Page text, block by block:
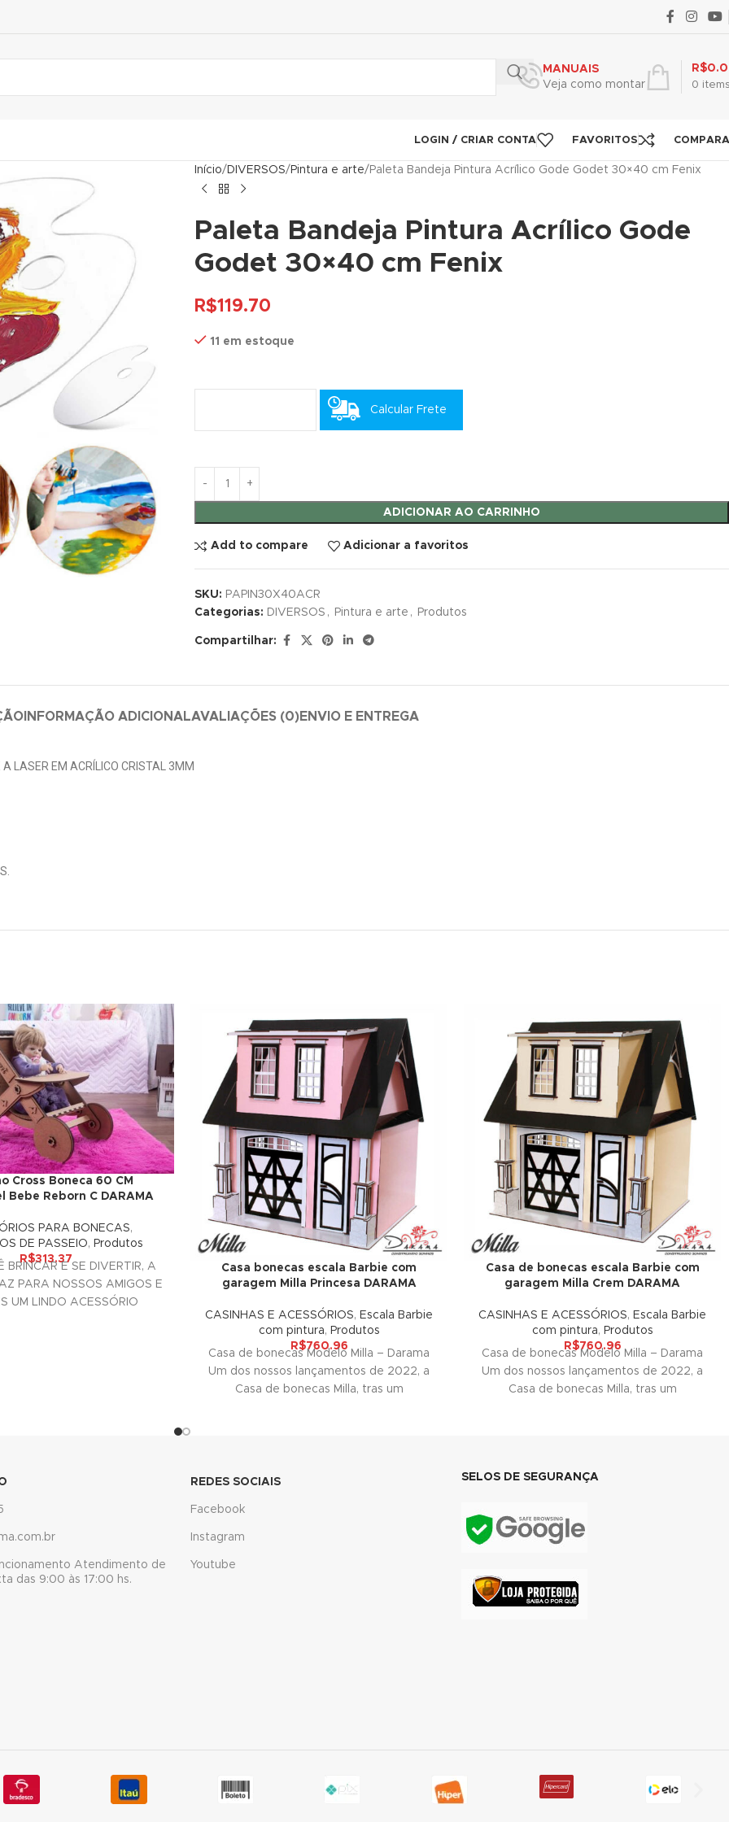
MANUAIS
Veja como montar
0
R$
LOGIN / CRIAR CONTA FAVORITOS
Início DIVERSOS Pintura e arte Paleta Bandeja Pintura Acrílico Gode Godet 30×40 cm Fenix
Paleta Bandeja Pintura Acrílico Gode
Godet 30×40 cm Fenix
R$119.70
11 em estoque
Calcular Frete
ADICIONAR AO CARRINHO
Add to compare Adicionar a favoritos
SKU: PAPIN30X40ACR
Categorias: DIVERSOS , Pintura e arte , Produtos
Compartilhar:
INFORMAÇÃO ADICIONALAVALIAÇÕES (0)ENVIO E ENTREGA
LASER EM ACRÍLICO CRISTAL 3MM
Cross Boneca 60 CM
Bebe Reborn C DARAMA
PARA BONECAS,
DE PASSEIO, Produtos
R$313.37
BRINCAR E SE DIVERTIR, A
PARA NOSSOS AMIGOS E
UM LINDO ACESSÓRIO
Casa bonecas escala Barbie com
garagem Milla Princesa DARAMA
CASINHAS E ACESSÓRIOS, Escala Barbie
com pintura, Produtos
R$760.96
Casa de bonecas Modelo Milla – Darama
Um dos nossos lançamentos de 2022, a
Casa de bonecas Milla, tras um
Casa de bonecas escala Barbie com
garagem Milla Crem DARAMA
CASINHAS E ACESSÓRIOS, Escala Barbie
com pintura, Produtos
R$760.96
Casa de bonecas Modelo Milla – Darama
Um dos nossos lançamentos de 2022, a
Casa de bonecas Milla, tras um
Atendimento de
das 9:00 às 17:00 hs.
REDES SOCIAIS
Facebook
Instagram
Youtube
SELOS DE SEGURANÇA